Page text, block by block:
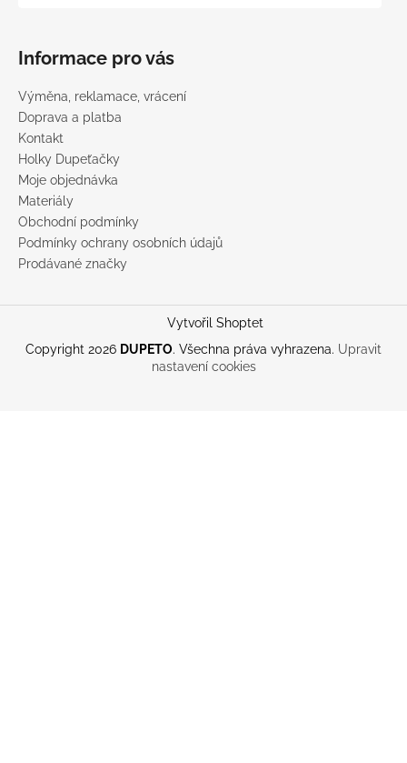
Informace pro vás
Výměna, reklamace, vrácení
Doprava a platba
Kontakt
Holky Dupeťačky
Moje objednávka
Materiály
Obchodní podmínky
Podmínky ochrany osobních údajů
Prodávané značky
Vytvořil Shoptet
Copyright 2026 DUPETO. Všechna práva vyhrazena. Upravit
nastavení cookies